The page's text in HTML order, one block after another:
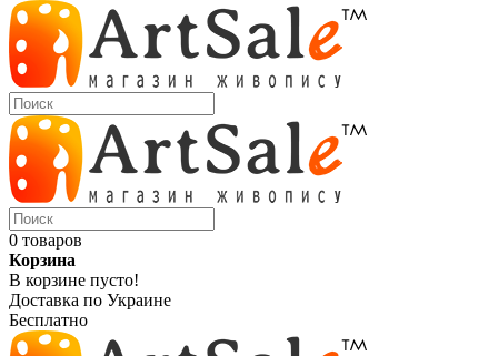
0 товаров
Корзина
В корзине пусто!
Доставка по Украине
Бесплатно